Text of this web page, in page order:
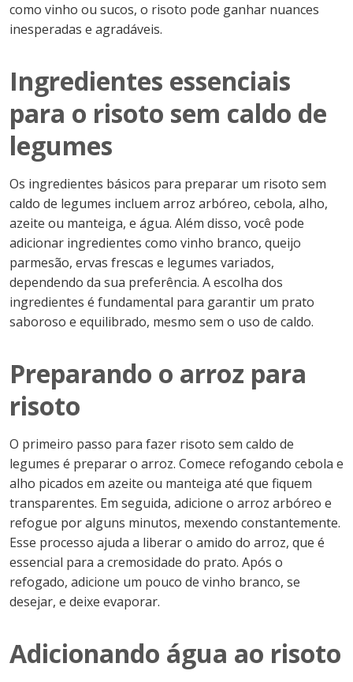
como vinho ou sucos, o risoto pode ganhar nuances
inesperadas e agradáveis.
Ingredientes essenciais
para o risoto sem caldo de
legumes
Os ingredientes básicos para preparar um risoto sem
caldo de legumes incluem arroz arbóreo, cebola, alho,
azeite ou manteiga, e água. Além disso, você pode
adicionar ingredientes como vinho branco, queijo
parmesão, ervas frescas e legumes variados,
dependendo da sua preferência. A escolha dos
ingredientes é fundamental para garantir um prato
saboroso e equilibrado, mesmo sem o uso de caldo.
Preparando o arroz para
risoto
O primeiro passo para fazer risoto sem caldo de
legumes é preparar o arroz. Comece refogando cebola e
alho picados em azeite ou manteiga até que fiquem
transparentes. Em seguida, adicione o arroz arbóreo e
refogue por alguns minutos, mexendo constantemente.
Esse processo ajuda a liberar o amido do arroz, que é
essencial para a cremosidade do prato. Após o
refogado, adicione um pouco de vinho branco, se
desejar, e deixe evaporar.
Adicionando água ao risoto